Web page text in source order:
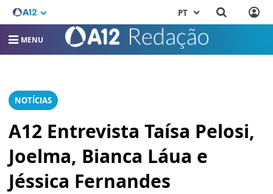
PT
MENU
NOTÍCIAS
A12 Entrevista Taísa Pelosi,
Joelma, Bianca Láua e
Jéssica Fernandes